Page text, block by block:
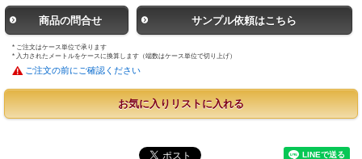
商品の問合せ サンプル依頼はこちら
* ご注文はケース単位で承ります
* 入力されたメートルをケースに換算します（端数はケース単位で切り上げ）
ご注文の前にご確認ください
お気に入りリストに入れる